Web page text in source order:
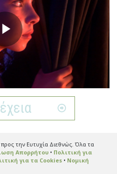
Play
Video
την Ευτυχία Διεθνώς. Όλα τα
Απορρήτου• Πολιτική για
για τα Cookies• Νομική